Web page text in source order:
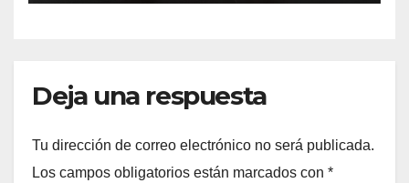
Deja una respuesta
Tu dirección de correo electrónico no será publicada.
Los campos obligatorios están marcados con *